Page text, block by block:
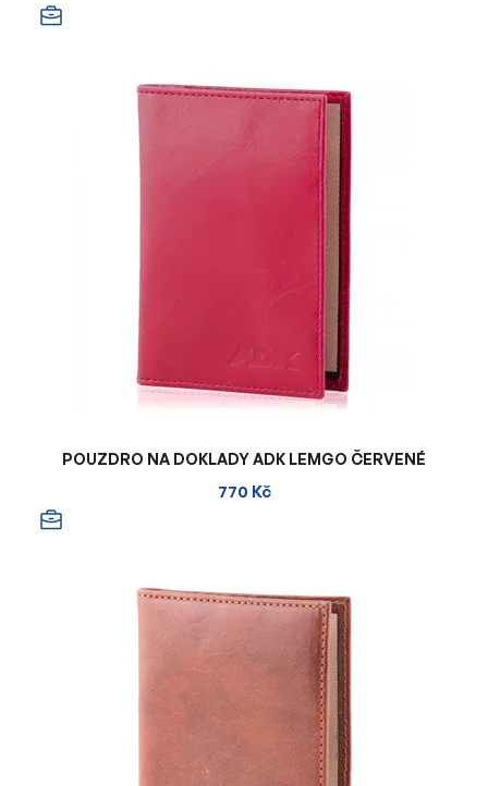
POUZDRO NA DOKLADY ADK LEMGO ČERVENÉ
770 Kč